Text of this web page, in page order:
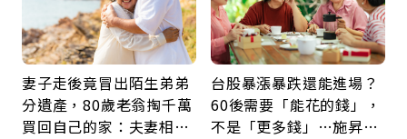
妻子走後竟冒出陌生弟弟
分遺產，80歲老翁掏千萬
買回自己的家：夫妻相守
台股暴漲暴跌還能進場？
60後需要「能花的錢」，
不是「更多錢」…施昇